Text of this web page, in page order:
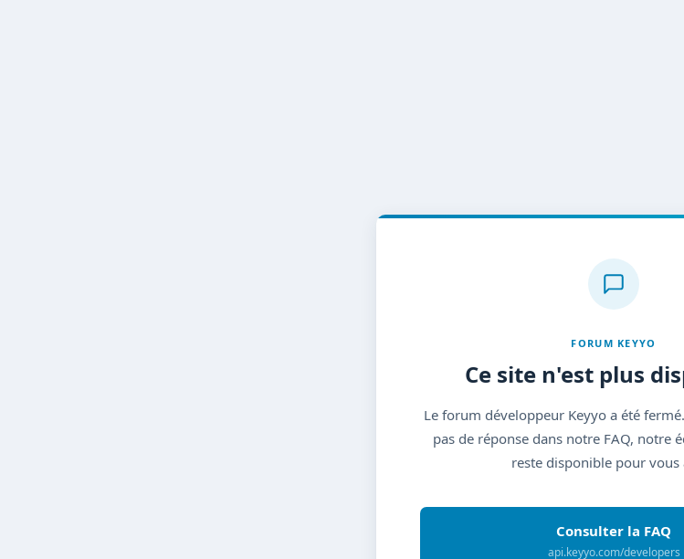
FORUM KEYYO
Ce site n'est plus
Le forum développeur Keyyo a été
pas de réponse dans notre FAQ, notre
reste disponible pour vous
Consulter la FAQ
api.keyyo.com/developers